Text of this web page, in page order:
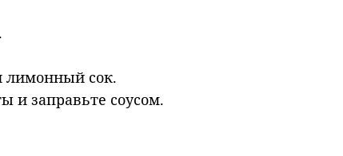
лимонный сок.
и заправьте соусом.